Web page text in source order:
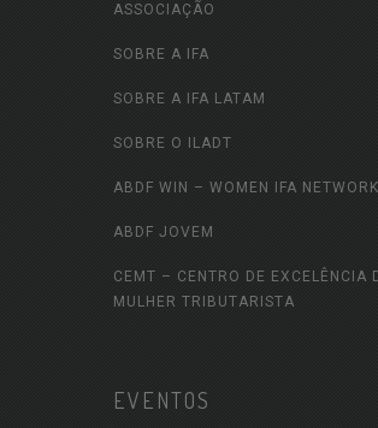
ASSOCIAÇÃO
SOBRE A IFA
SOBRE A IFA LATAM
SOBRE O ILADT
ABDF WIN – WOMEN IFA NETWORK
ABDF JOVEM
CEMT – CENTRO DE EXCELÊNCIA
MULHER TRIBUTARISTA
EVENTOS